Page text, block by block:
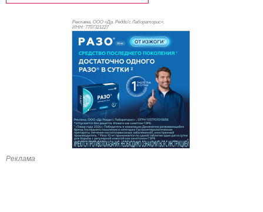
Реклама. ООО «Др. Редди’с Лабораторис»,
ИНН: 7707321227
Реклама